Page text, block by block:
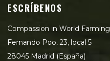
ESCRÍBENOS
Compassion in World Farming
Fernando Poo, 23, local 5
28045 Madrid (España)